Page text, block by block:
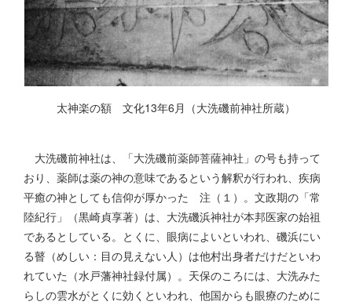
太神楽の額 文化13年6月（大洗磯前神社所蔵）
大洗磯前神社は、「大洗磯前薬師菩薩神社」の号も持って
おり、薬師は薬の神の意味であるという解釈が行われ、疾病
平癒の神としても信仰が厚かった 注（１）。文政期の「常
陸紀行」（黒崎貞享著）は、大洗磯浜神社が本邦医家の始祖
であるとしている。とくに、眼病によいといわれ、磯浜にい
る瞽（めしい：目の見えない人）は他村出身者だけだといわ
れていた（水戸藩神社録付属）。天保のころには、大洗みた
らしの雲水がとくに効くといわれ、他国からも眼療のために